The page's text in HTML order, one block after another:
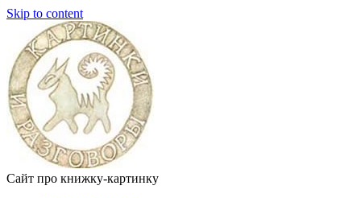
Skip to content
Сайт про книжку-картинку